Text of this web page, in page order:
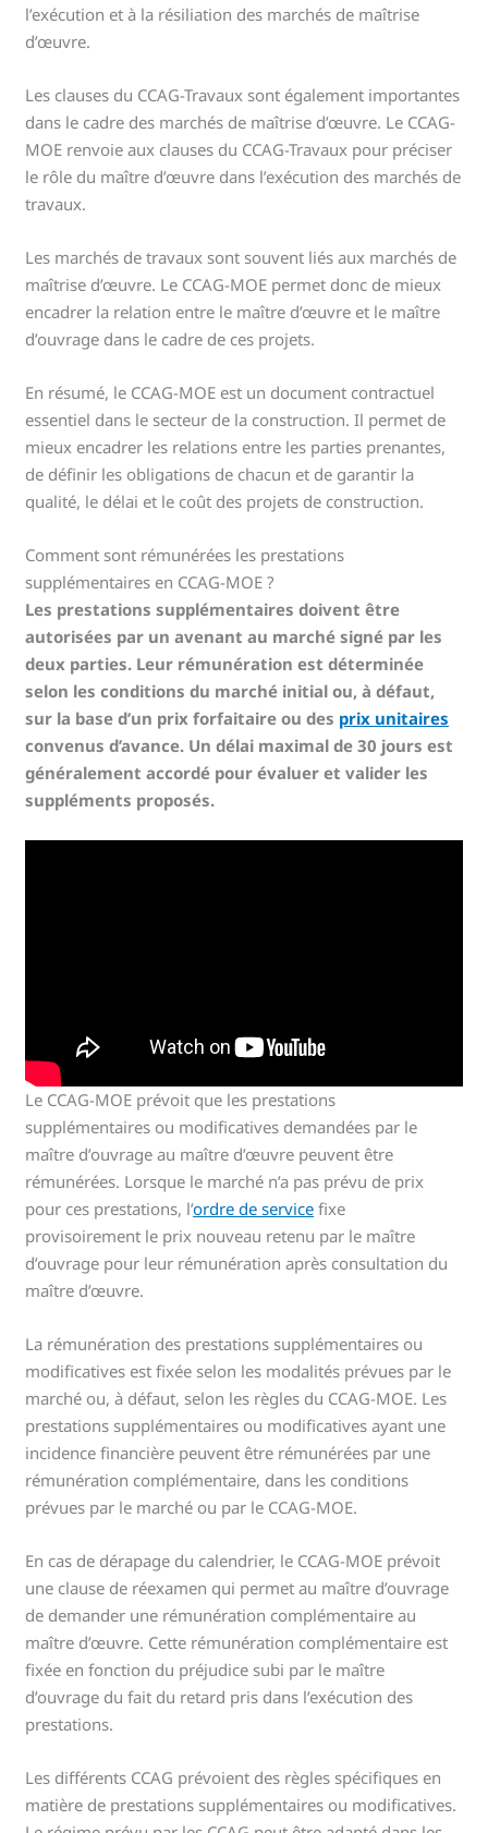
l’exécution et à la résiliation des marchés de maîtrise
d’œuvre.
Les clauses du CCAG-Travaux sont également importantes
dans le cadre des marchés de maîtrise d’œuvre. Le CCAG-
MOE renvoie aux clauses du CCAG-Travaux pour préciser
le rôle du maître d’œuvre dans l’exécution des marchés de
travaux.
Les marchés de travaux sont souvent liés aux marchés de
maîtrise d’œuvre. Le CCAG-MOE permet donc de mieux
encadrer la relation entre le maître d’œuvre et le maître
d’ouvrage dans le cadre de ces projets.
En résumé, le CCAG-MOE est un document contractuel
essentiel dans le secteur de la construction. Il permet de
mieux encadrer les relations entre les parties prenantes,
de définir les obligations de chacun et de garantir la
qualité, le délai et le coût des projets de construction.
Comment sont rémunérées les prestations
supplémentaires en CCAG-MOE ?
Les prestations supplémentaires doivent être
autorisées par un avenant au marché signé par les
deux parties. Leur rémunération est déterminée
selon les conditions du marché initial ou, à défaut,
sur la base d’un prix forfaitaire ou des prix unitaires
convenus d’avance. Un délai maximal de 30 jours est
généralement accordé pour évaluer et valider les
suppléments proposés.
Le CCAG-MOE prévoit que les prestations
supplémentaires ou modificatives demandées par le
maître d’ouvrage au maître d’œuvre peuvent être
rémunérées. Lorsque le marché n’a pas prévu de prix
pour ces prestations, l’ordre de service fixe
provisoirement le prix nouveau retenu par le maître
d’ouvrage pour leur rémunération après consultation du
maître d’œuvre.
La rémunération des prestations supplémentaires ou
modificatives est fixée selon les modalités prévues par le
marché ou, à défaut, selon les règles du CCAG-MOE. Les
prestations supplémentaires ou modificatives ayant une
incidence financière peuvent être rémunérées par une
rémunération complémentaire, dans les conditions
prévues par le marché ou par le CCAG-MOE.
En cas de dérapage du calendrier, le CCAG-MOE prévoit
une clause de réexamen qui permet au maître d’ouvrage
de demander une rémunération complémentaire au
maître d’œuvre. Cette rémunération complémentaire est
fixée en fonction du préjudice subi par le maître
d’ouvrage du fait du retard pris dans l’exécution des
prestations.
Les différents CCAG prévoient des règles spécifiques en
matière de prestations supplémentaires ou modificatives.